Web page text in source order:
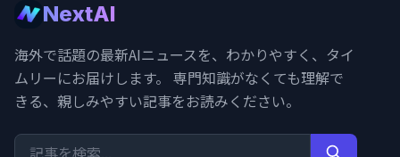
NextAI
海外で話題の最新AIニュースを、わかりやすく、タイ
ムリーにお届けします。 専門知識がなくても理解で
きる、親しみやすい記事をお読みください。